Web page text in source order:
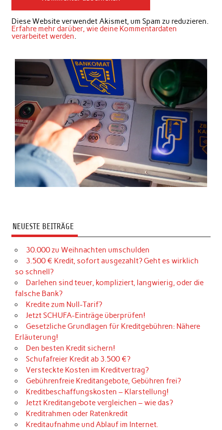
Diese Website verwendet Akismet, um Spam zu reduzieren.
Erfahre mehr darüber, wie deine Kommentardaten
verarbeitet werden.
NEUESTE BEITRÄGE
30.000 zu Weihnachten umschulden
3.500 € Kredit, sofort ausgezahlt? Geht es wirklich
so schnell?
Darlehen sind teuer, kompliziert, langwierig, oder die
falsche Bank?
Kredite zum Null-Tarif?
Jetzt SCHUFA-Einträge überprüfen!
Gesetzliche Grundlagen für Kreditgebühren: Nähere
Erläuterung!
Den besten Kredit sichern!
Schufafreier Kredit ab 3.500 €?
Versteckte Kosten im Kreditvertrag?
Gebührenfreie Kreditangebote, Gebühren frei?
Kreditbeschaffungskosten – Klarstellung!
Jetzt Kreditangebote vergleichen – wie das?
Kreditrahmen oder Ratenkredit
Kreditaufnahme und Ablauf im Internet.